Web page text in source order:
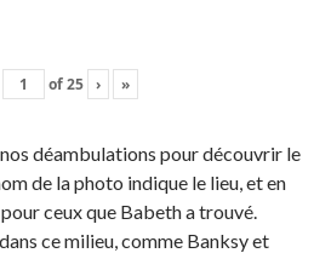
of25 › »
déambulations pour découvrir le
de la photo indique le lieu, et en
ceux que Babeth a trouvé.
ce milieu, comme Banksy et